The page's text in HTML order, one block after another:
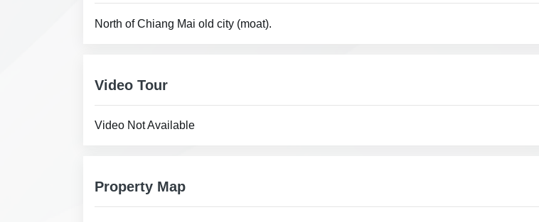
North of Chiang Mai old city (moat).
Video Tour
Video Not Available
Property Map